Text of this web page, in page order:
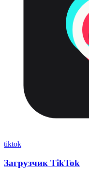
tiktok
Загрузчик TikTok